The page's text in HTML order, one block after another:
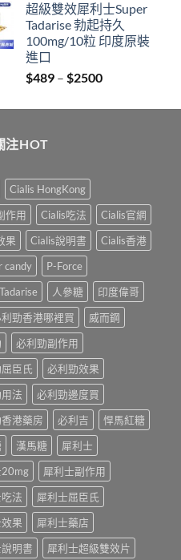
$799
through
$2099
超級雙效犀利士Super
Tadarise 勃起持久
100mg/10粒 印度原裝
進口
$489 – $2500Price
$489
注HOT
Cialis HongKong
作用
Cialis吃法
Cialis官網
果
Cialis說明書
Cialis香港
candy
P-Force
人參糖
印度偉哥
勁香港哪裡買
威而鋼
必利勁副作用
臣氏
必利勁效果
法
必利勁邊度買
港藥房
必利吉
悍馬紅糖
漢馬糖
犀利士
20mg
犀利士副作用
法
犀利士屈臣氏
果
犀利士藥店
明書
犀利士超級雙效片